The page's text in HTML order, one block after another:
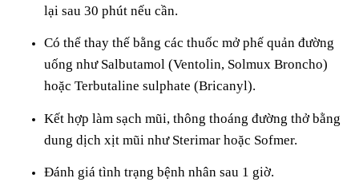
lại sau 30 phút nếu cần.
Có thể thay thế bằng các thuốc mở phế quản đường
uống như Salbutamol (Ventolin, Solmux Broncho)
hoặc Terbutaline sulphate (Bricanyl).
Kết hợp làm sạch mũi, thông thoáng đường thở bằng
dung dịch xịt mũi như Sterimar hoặc Sofmer.
Đánh giá tình trạng bệnh nhân sau 1 giờ.